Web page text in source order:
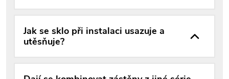
Jak se sklo při instalaci usazuje a
utěsňuje?